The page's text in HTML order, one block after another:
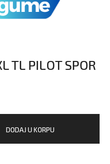
TL PILOT SPOR
DODAJ U KORPU